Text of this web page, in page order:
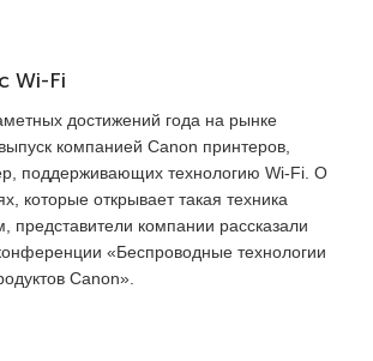
Wi-Fi
достижений года на рынке
компанией Canon принтеров,
поддерживающих технологию Wi-Fi. О
которые открывает такая техника
представители компании рассказали
«Беспроводные технологии
Canon».